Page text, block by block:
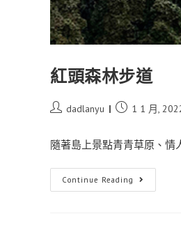
紅頭森林步道
dadlanyu 1 1 月,
隨著島上景點青青草原、情
Continue Reading